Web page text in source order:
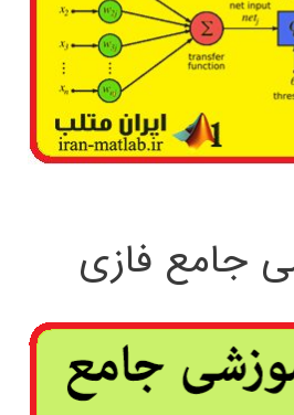
جامع فازی